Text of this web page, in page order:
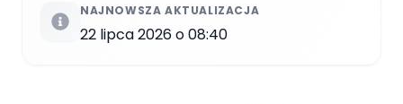
NAJNOWSZA AKTUALIZACJA
22 lipca 2026 o 08:40